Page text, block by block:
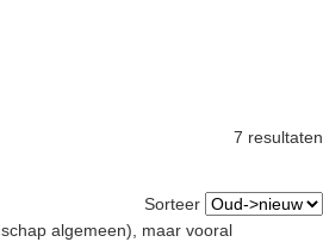
7 resultaten
Sorteer
algemeen), maar vooral